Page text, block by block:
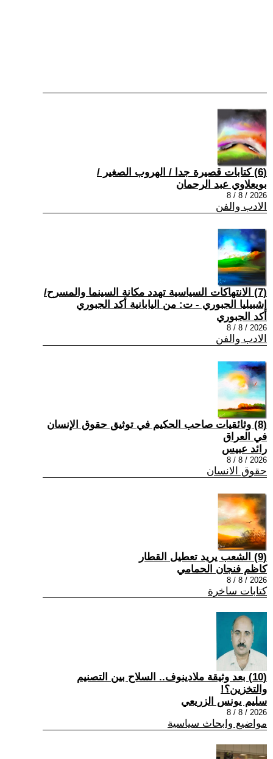
(6) كتابات قصيرة جدا / الهروب الصغير /
بويعلاوي عبد الرحمان
2026 / 8 / 8
الادب والفن
(7) الانتهاكات السياسية تهدد مكانة السينما والمسرح/
إشبيليا الجبوري - ت: من اليابانية أكد الجبوري
أكد الجبوري
2026 / 8 / 8
الادب والفن
(8) وثائقيات صاحب الحكيم في توثيق حقوق الإنسان
في العراق
رائد عبيس
2026 / 8 / 8
حقوق الانسان
(9) الشعب يريد تعطيل القطار
كاظم فنجان الحمامي
2026 / 8 / 8
كتابات ساخرة
(10) بعد وثيقة ملادينوف.. السلاح بين التصنيم
والتخزين؟!
سليم يونس الزريعي
2026 / 8 / 8
مواضيع وابحاث سياسية